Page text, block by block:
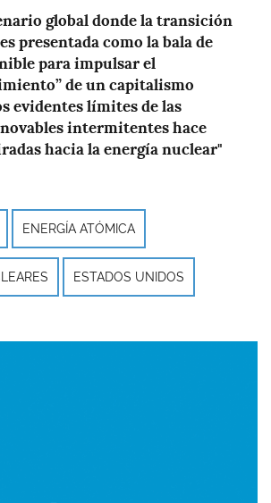
global donde la transición
presentada como la bala de
para impulsar el
de un capitalismo
evidentes límites de las
intermitentes hace
hacia la energía nuclear"
ENERGÍA ATÓMICA
ESTADOS UNIDOS